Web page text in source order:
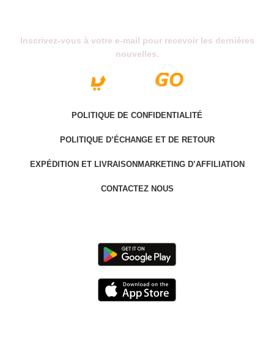
Inscrivez-vous à votre e-mail pour recevoir les dernières
nouvelles.
POLITIQUE DE CONFIDENTIALITÉ
POLITIQUE D’ÉCHANGE ET DE RETOUR
EXPÉDITION ET LIVRAISON MARKETING D’AFFILIATION
CONTACTEZ NOUS